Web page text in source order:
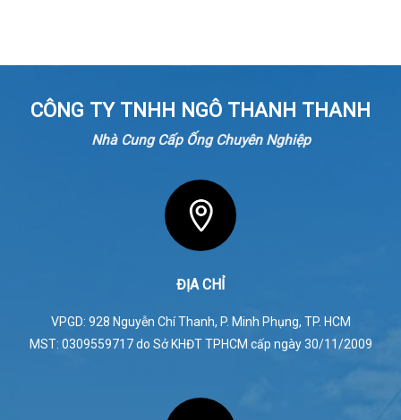
CÔNG TY TNHH NGÔ THANH THANH
ĐỊA CHỈ
VPGD: 928 Nguyễn Chí Thanh, P. Minh Phụng, TP. HCM
MST: 0309559717 do Sở KHĐT TPHCM cấp ngày 30/11/2009